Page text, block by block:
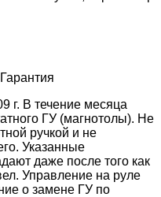
г. В течение месяца
ГУ (магнотолы). Не
ручкой и не
Указанные
даже после того как
Управление на руле
о замене ГУ по